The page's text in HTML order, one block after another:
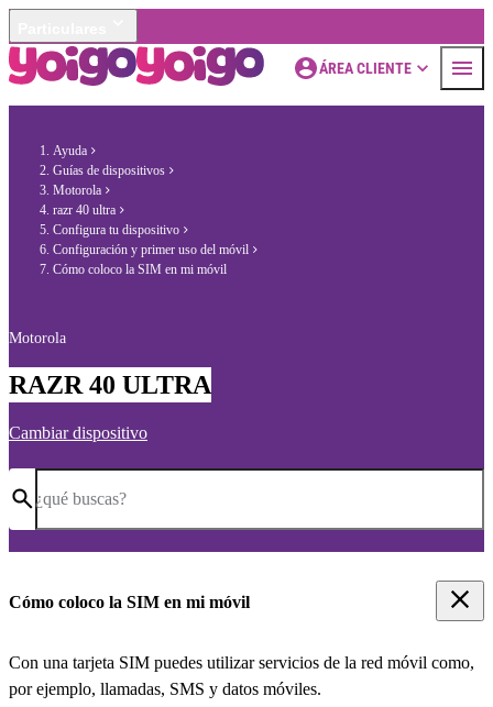
ÁREA CLIENTE
Ayuda
Guías de dispositivos
Motorola
razr 40 ultra
Configura tu dispositivo
Configuración y primer uso del móvil
Cómo coloco la SIM en mi móvil
Motorola
RAZR 40 ULTRA
Cambiar dispositivo
¿qué buscas?
Cómo coloco la SIM en mi móvil
Con una tarjeta SIM puedes utilizar servicios de la red móvil como,
por ejemplo, llamadas, SMS y datos móviles.